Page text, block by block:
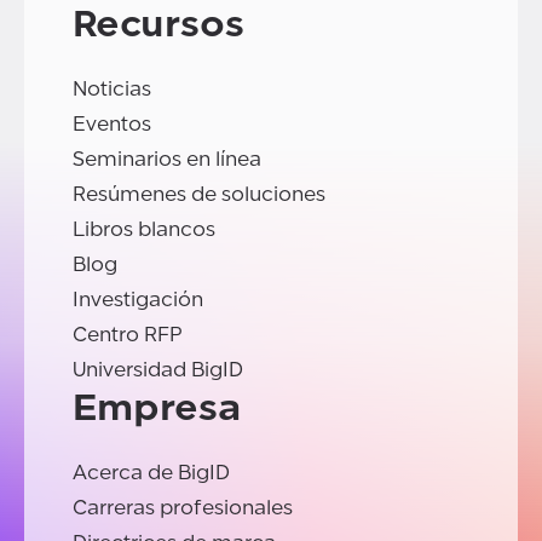
Recursos
Noticias
Eventos
Seminarios en línea
Resúmenes de soluciones
Libros blancos
Blog
Investigación
Centro RFP
Universidad BigID
Empresa
Acerca de BigID
Carreras profesionales